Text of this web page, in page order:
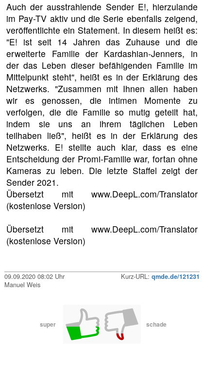
Auch der ausstrahlende Sender E!, hierzulande
im Pay-TV aktiv und die Serie ebenfalls zeigend,
veröffentlichte ein Statement. In diesem heißt es:
"E! ist seit 14 Jahren das Zuhause und die
erweiterte Familie der Kardashian-Jenners, in
der das Leben dieser befähigenden Familie im
Mittelpunkt steht", heißt es in der Erklärung des
Netzwerks. "Zusammen mit Ihnen allen haben
wir es genossen, die intimen Momente zu
verfolgen, die die Familie so mutig geteilt hat,
indem sie uns an ihrem täglichen Leben
teilhaben ließ", heißt es in der Erklärung des
Netzwerks. E! stellte auch klar, dass es eine
Entscheidung der Promi-Familie war, fortan ohne
Kameras zu leben. Die letzte Staffel zeigt der
Sender 2021.
Übersetzt mit www.DeepL.com/Translator
(kostenlose Version)
Übersetzt mit www.DeepL.com/Translator
(kostenlose Version)
09.09.2020 08:02 Uhr Kurz-URL: qmde.de/121231
Manuel Weis
super schade